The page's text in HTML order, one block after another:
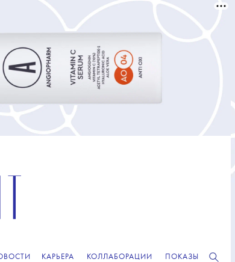
КАРЬЕРА КОЛЛАБОРАЦИИ ПОКАЗЫ